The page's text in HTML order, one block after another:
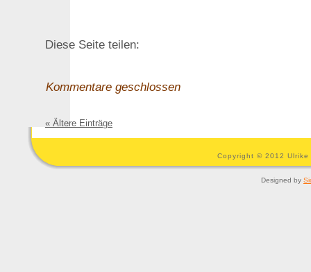
Diese Seite teilen:
Kommentare geschlossen
« Ältere Einträge
Copyright © 2012
Designed by